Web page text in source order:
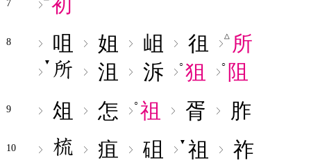
7
8 咀 姐 岨 徂 △ 所
▼ 沮 泝 ○ 狙 ○ 阻
9 俎 怎 ○ 祖 胥 胙
10 疽 砠 ▼ 祖 祚